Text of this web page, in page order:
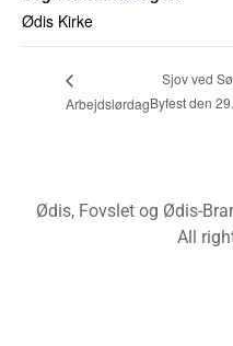
Ødis Kirke
Arbejdslørdag
Sjov ved
Byfest den
Ødis, Fovslet og Ødis-
All